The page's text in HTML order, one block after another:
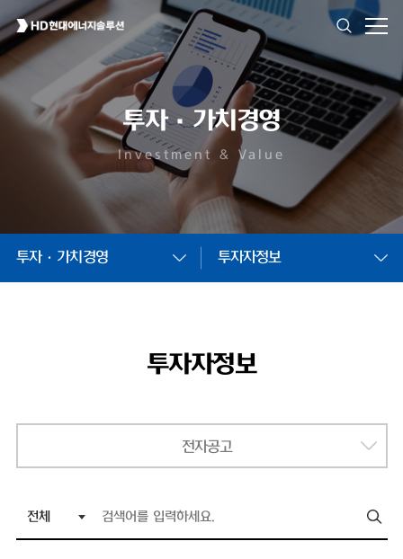
투자·가치경영
Investment & Value
투자·가치경영 투자자정보
투자자정보
전자공고